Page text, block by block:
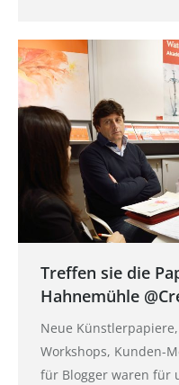
Treffen sie die
Hahnemühle
Neue
Workshops, Kunden-
für Blogger waren für